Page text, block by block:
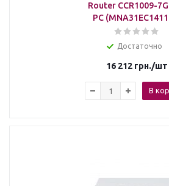
Router CCR1009-
PC
Достаточно
16 212 грн./шт
В